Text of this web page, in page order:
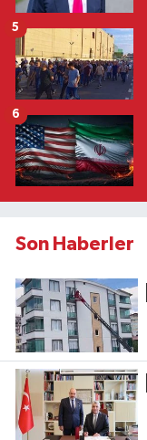
5
6
Son Haberler